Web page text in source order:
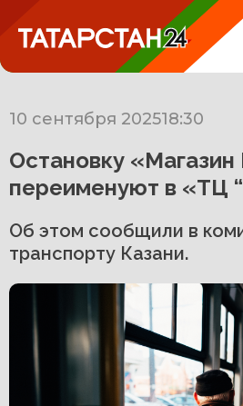
10 сентября 202518:30
Остановку «Магазин
переименуют в «ТЦ
Об этом сообщили в
транспорту Казани.